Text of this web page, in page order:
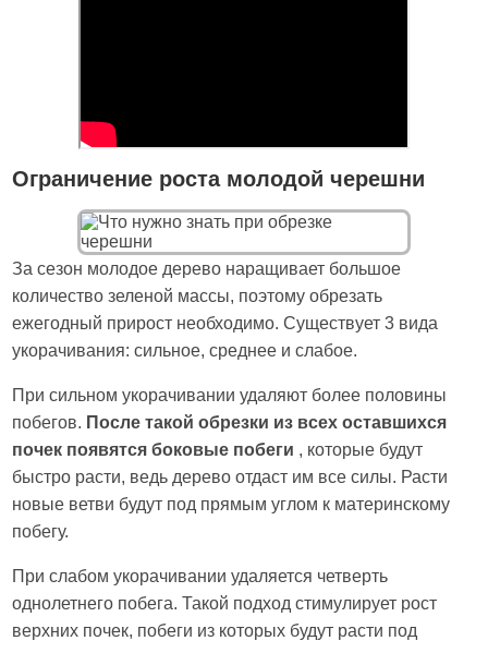
Ограничение роста молодой черешни
За сезон молодое дерево наращивает большое
количество зеленой массы, поэтому обрезать
ежегодный прирост необходимо. Существует 3 вида
укорачивания: сильное, среднее и слабое.
При сильном укорачивании удаляют более половины
побегов. После такой обрезки из всех оставшихся
почек появятся боковые побеги , которые будут
быстро расти, ведь дерево отдаст им все силы. Расти
новые ветви будут под прямым углом к материнскому
побегу.
При слабом укорачивании удаляется четверть
однолетнего побега. Такой подход стимулирует рост
верхних почек, побеги из которых будут расти под